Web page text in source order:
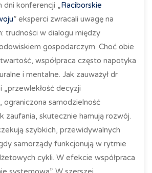
dni konferencji „Raciborskie
” eksperci zwracali uwagę na
trudności w dialogu między
gospodarczym. Choć obie
współpraca często napotyka
i mentalne. Jak zauważył dr
„przewlekłość decyzji
ograniczona samodzielność
zaufania, skutecznie hamują rozwój.
szybkich, przewidywalnych
samorządy funkcjonują w rytmie
cykli. W efekcie współpraca